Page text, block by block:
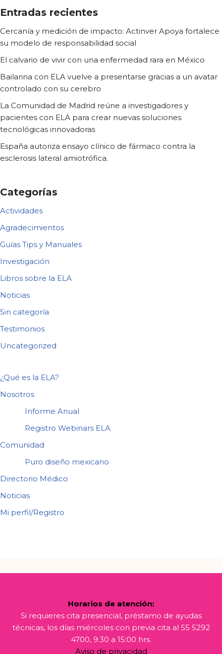
Entradas recientes
Cercanía y medición de impacto: Actinver Apoya fortalece
su modelo de responsabilidad social
El calvario de vivir con una enfermedad rara en México
Bailarina con ELA vuelve a presentarse gracias a un avatar
controlado con su cerebro
La Comunidad de Madrid reúne a investigadores y
pacientes con ELA para crear nuevas soluciones
tecnológicas innovadoras
España autoriza ensayo clínico de fármaco contra la
esclerosis lateral amiotrófica.
Categorías
Actividades
Agradecimientos
Guías Tips y Manuales
Investigación
Libros sobre la ELA
Noticias
Sin categoría
Testimonios
Uncategorized
¿Qué es la ELA?
Nosotros
Informe Anual
Registro Webinars ELA
Comunidad
Puro diseño mexicano
Directorio Médico
Noticias
Mi perfil/Registro
Horarios de atención:
Si requieres cita presencial, préstamo de ayudas
técnicas, los días miércoles con previa cita al 55 5292
4700, 9:30 a 15:00 hrs.
Aviso de privacidad